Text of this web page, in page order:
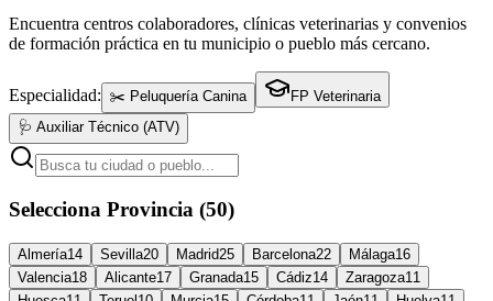
Encuentra centros colaboradores, clínicas veterinarias y convenios
de formación práctica en tu municipio o pueblo más cercano.
Especialidad: ✂️ Peluquería Canina
FP Veterinaria
🩺 Auxiliar Técnico (ATV)
Selecciona Provincia (50)
Almería14 Sevilla20 Madrid25 Barcelona22 Málaga16
Valencia18 Alicante17 Granada15 Cádiz14 Zaragoza11